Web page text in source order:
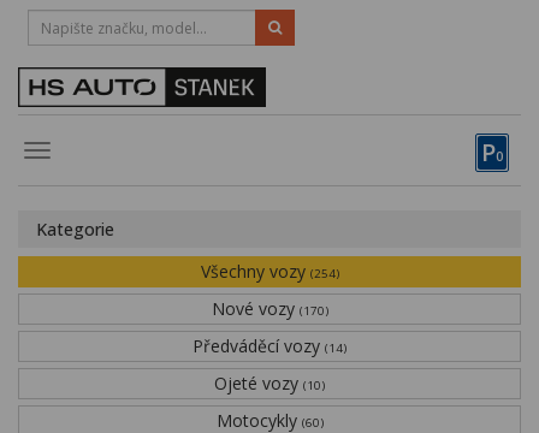
P0
Toggle
HOTLINE:
STRAKONICE-383 335 366
Obytné vozy
Financování
Kategorie
Všechny vozy (254)
Nové vozy (170)
Předváděcí vozy (14)
Ojeté vozy (10)
Motocykly (60)